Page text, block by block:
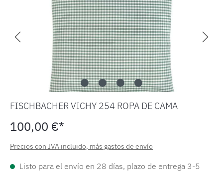
FISCHBACHER VICHY 254 ROPA DE CAMA
100,00 €*
Precios con IVA incluido, más gastos de envío
Listo para el envío en 28 días, plazo de entrega 3-5